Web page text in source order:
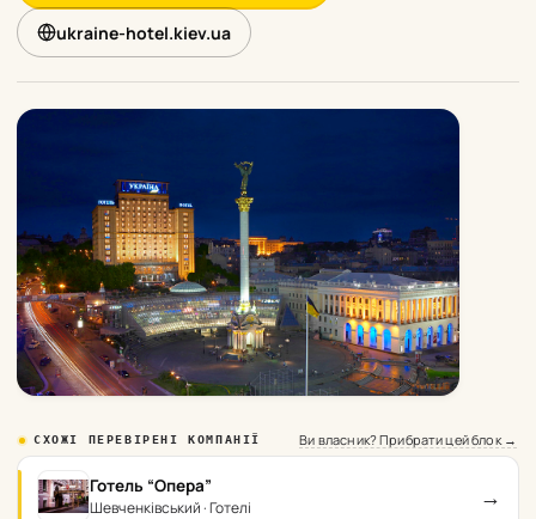
ukraine-hotel.kiev.ua
СХОЖІ ПЕРЕВІРЕНІ КОМПАНІЇ Ви власник? Прибрати цей блок →
Готель “Опера”
Шевченківський · Готелі →